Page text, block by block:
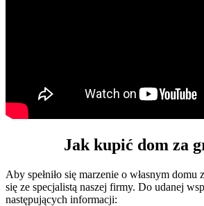
Jak kupić dom za
Aby spełniło się marzenie o własnym domu
się ze specjalistą naszej firmy. Do udanej
następujących informacji: